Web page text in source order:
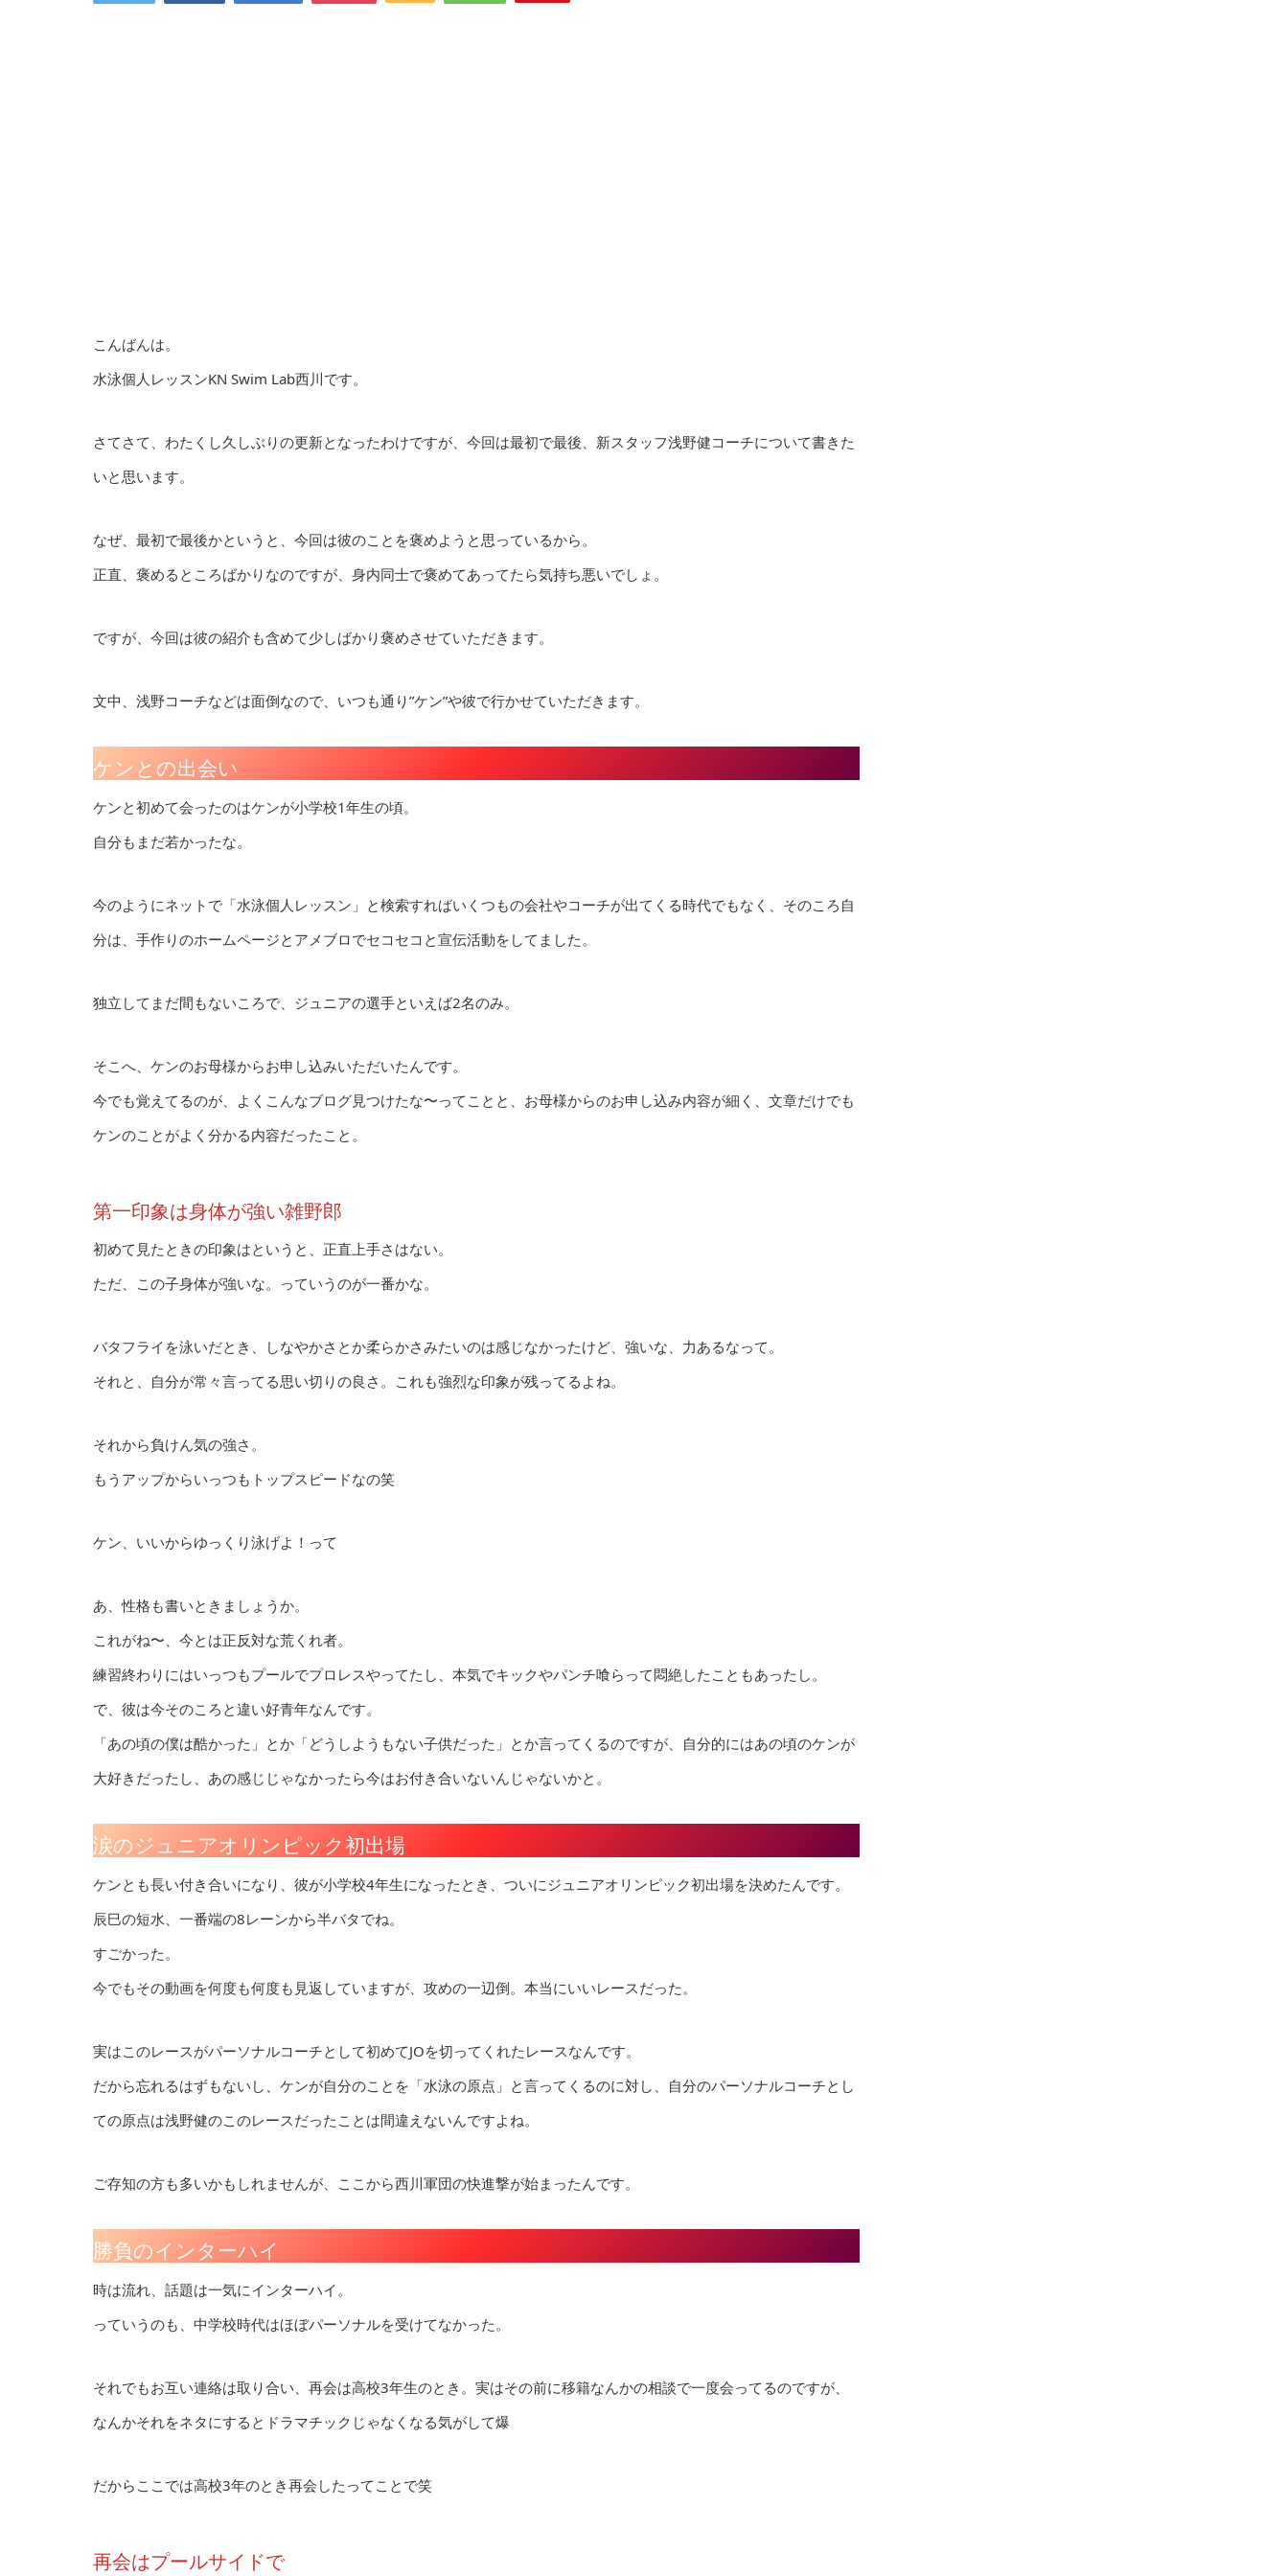
こんばんは。
水泳個人レッスンKN Swim Lab西川です。
さてさて、わたくし久しぶりの更新となったわけですが、今回は最初で最後、新スタッフ浅野健コーチについて書きた
いと思います。
なぜ、最初で最後かというと、今回は彼のことを褒めようと思っているから。
正直、褒めるところばかりなのですが、身内同士で褒めてあってたら気持ち悪いでしょ。
ですが、今回は彼の紹介も含めて少しばかり褒めさせていただきます。
文中、浅野コーチなどは面倒なので、いつも通り”ケン”や彼で行かせていただきます。
ケンとの出会い
ケンと初めて会ったのはケンが小学校1年生の頃。
自分もまだ若かったな。
今のようにネットで「水泳個人レッスン」と検索すればいくつもの会社やコーチが出てくる時代でもなく、そのころ自
分は、手作りのホームページとアメブロでセコセコと宣伝活動をしてました。
独立してまだ間もないころで、ジュニアの選手といえば2名のみ。
そこへ、ケンのお母様からお申し込みいただいたんです。
今でも覚えてるのが、よくこんなブログ見つけたな〜ってことと、お母様からのお申し込み内容が細く、文章だけでも
ケンのことがよく分かる内容だったこと。
第一印象は身体が強い雑野郎
初めて見たときの印象はというと、正直上手さはない。
ただ、この子身体が強いな。っていうのが一番かな。
バタフライを泳いだとき、しなやかさとか柔らかさみたいのは感じなかったけど、強いな、力あるなって。
それと、自分が常々言ってる思い切りの良さ。これも強烈な印象が残ってるよね。
それから負けん気の強さ。
もうアップからいっつもトップスピードなの笑
ケン、いいからゆっくり泳げよ！って
あ、性格も書いときましょうか。
これがね〜、今とは正反対な荒くれ者。
練習終わりにはいっつもプールでプロレスやってたし、本気でキックやパンチ喰らって悶絶したこともあったし。
で、彼は今そのころと違い好青年なんです。
「あの頃の僕は酷かった」とか「どうしようもない子供だった」とか言ってくるのですが、自分的にはあの頃のケンが
大好きだったし、あの感じじゃなかったら今はお付き合いないんじゃないかと。
涙のジュニアオリンピック初出場
ケンとも長い付き合いになり、彼が小学校4年生になったとき、ついにジュニアオリンピック初出場を決めたんです。
辰巳の短水、一番端の8レーンから半バタでね。
すごかった。
今でもその動画を何度も何度も見返していますが、攻めの一辺倒。本当にいいレースだった。
実はこのレースがパーソナルコーチとして初めてJOを切ってくれたレースなんです。
だから忘れるはずもないし、ケンが自分のことを「水泳の原点」と言ってくるのに対し、自分のパーソナルコーチとし
ての原点は浅野健のこのレースだったことは間違えないんですよね。
ご存知の方も多いかもしれませんが、ここから西川軍団の快進撃が始まったんです。
勝負のインターハイ
時は流れ、話題は一気にインターハイ。
っていうのも、中学校時代はほぼパーソナルを受けてなかった。
それでもお互い連絡は取り合い、再会は高校3年生のとき。実はその前に移籍なんかの相談で一度会ってるのですが、
なんかそれをネタにするとドラマチックじゃなくなる気がして爆
だからここでは高校3年のとき再会したってことで笑
再会はプールサイドで